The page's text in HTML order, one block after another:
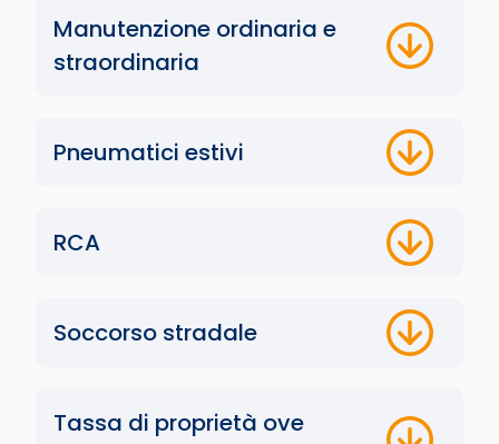
Manutenzione ordinaria e
straordinaria
Pneumatici estivi
RCA
Soccorso stradale
Tassa di proprietà ove